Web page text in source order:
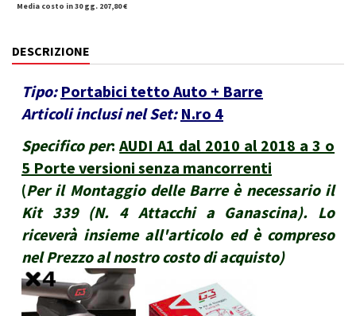
Media costo in 30 gg. 207,80 €
DESCRIZIONE
Tipo: Portabici tetto Auto + Barre
Articoli inclusi nel Set: N.ro 4
Specifico per:AUDI A1 dal 2010 al 2018 a 3 o
5 Porte versioni senza mancorrenti
(Per il Montaggio delle Barre è necessario il
Kit 339 (N. 4 Attacchi a Ganascina). Lo
riceverà insieme all'articolo ed è compreso
nel Prezzo al nostro costo di acquisto)